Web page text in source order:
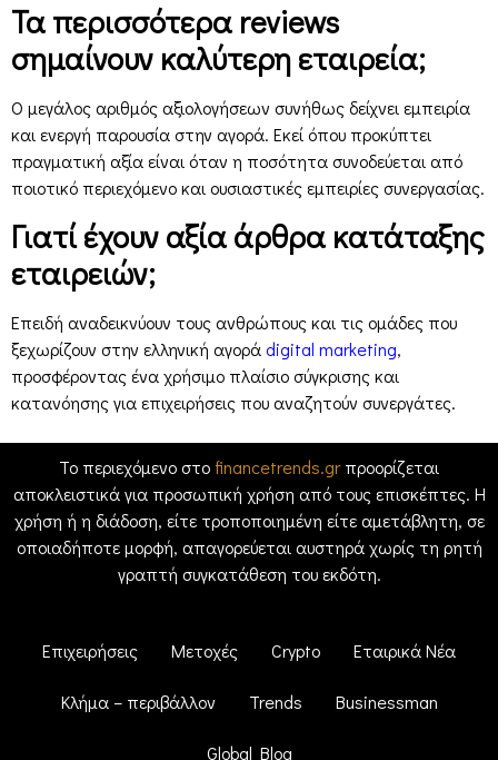
Τα περισσότερα reviews
σημαίνουν καλύτερη εταιρεία;
Ο μεγάλος αριθμός αξιολογήσεων συνήθως δείχνει εμπειρία
και ενεργή παρουσία στην αγορά. Εκεί όπου προκύπτει
πραγματική αξία είναι όταν η ποσότητα συνοδεύεται από
ποιοτικό περιεχόμενο και ουσιαστικές εμπειρίες συνεργασίας.
Γιατί έχουν αξία άρθρα κατάταξης
εταιρειών;
Επειδή αναδεικνύουν τους ανθρώπους και τις ομάδες που
ξεχωρίζουν στην ελληνική αγορά digital marketing,
προσφέροντας ένα χρήσιμο πλαίσιο σύγκρισης και
κατανόησης για επιχειρήσεις που αναζητούν συνεργάτες.
Το περιεχόμενο στο financetrends.grπροορίζεται
αποκλειστικά για προσωπική χρήση από τους επισκέπτες. Η
χρήση ή η διάδοση, είτε τροποποιημένη είτε αμετάβλητη, σε
οποιαδήποτε μορφή, απαγορεύεται αυστηρά χωρίς τη ρητή
γραπτή συγκατάθεση του εκδότη.
Επιχειρήσεις Μετοχές Crypto Εταιρικά Νέα
Κλήμα – περιβάλλον Trends Businessman
Global Blog